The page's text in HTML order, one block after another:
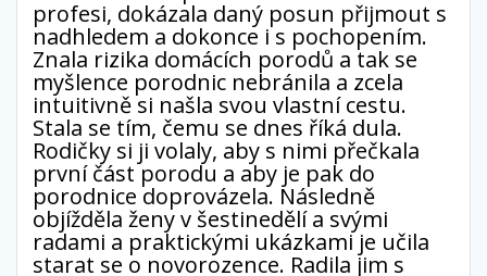
profesi, dokázala daný posun přijmout s
nadhledem a dokonce i s pochopením.
Znala rizika domácích porodů a tak se
myšlence porodnic nebránila a zcela
intuitivně si našla svou vlastní cestu.
Stala se tím, čemu se dnes říká dula.
Rodičky si ji volaly, aby s nimi přečkala
první část porodu a aby je pak do
porodnice doprovázela. Následně
objížděla ženy v šestinedělí a svými
radami a praktickými ukázkami je učila
starat se o novorozence. Radila jim s